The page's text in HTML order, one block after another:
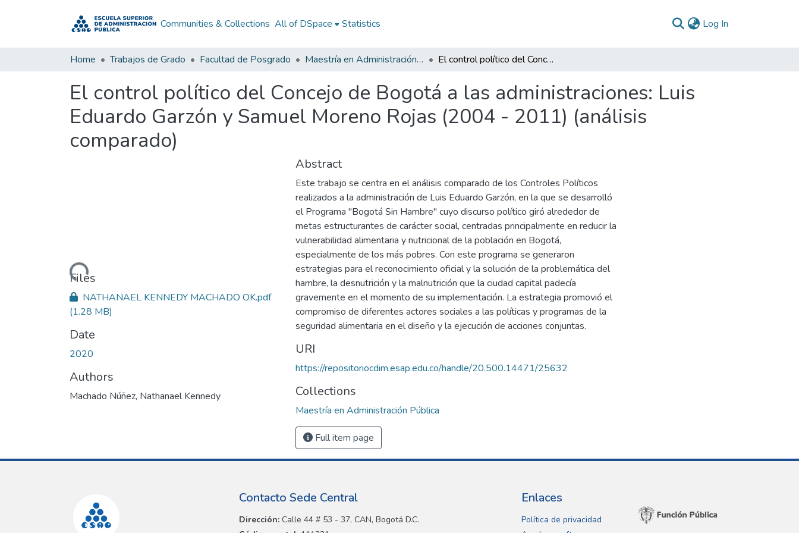
Communities & Collections All of DSpace Statistics Log In
Home Trabajos de Grado Facultad de Posgrado Maestría en Administración Pública El control político del Concejo de Bogotá a las administraciones: Luis Eduardo Garzón y Samuel Moreno Rojas (2004 - 2011) (análisis comparado)
El control político del Concejo de Bogotá a las administraciones: Luis
Eduardo Garzón y Samuel Moreno Rojas (2004 - 2011) (análisis
comparado)
Loading...
Files
NATHANAEL KENNEDY MACHADO OK.pdf
(1.28 MB)
Date
2020
Authors
Machado Núñez, Nathanael Kennedy
Abstract
Este trabajo se centra en el análisis comparado de los Controles Políticos
realizados a la administración de Luis Eduardo Garzón, en la que se desarrolló
el Programa "Bogotá Sin Hambre" cuyo discurso político giró alrededor de
metas estructurantes de carácter social, centradas principalmente en reducir la
vulnerabilidad alimentaria y nutricional de la población en Bogotá,
especialmente de los más pobres. Con este programa se generaron
estrategias para el reconocimiento oficial y la solución de la problemática del
hambre, la desnutrición y la malnutrición que la ciudad capital padecía
gravemente en el momento de su implementación. La estrategia promovió el
compromiso de diferentes actores sociales a las políticas y programas de la
seguridad alimentaria en el diseño y la ejecución de acciones conjuntas.
URI
https://repositoriocdim.esap.edu.co/handle/20.500.14471/25632
Collections
Maestría en Administración Pública
Full item page
Contacto Sede Central
Dirección: Calle 44 # 53 - 37, CAN, Bogotá D.C.
Enlaces
Política de privacidad